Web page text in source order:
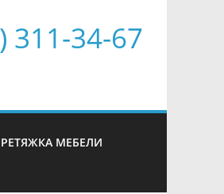
311-34-67
МЕБЕЛИ